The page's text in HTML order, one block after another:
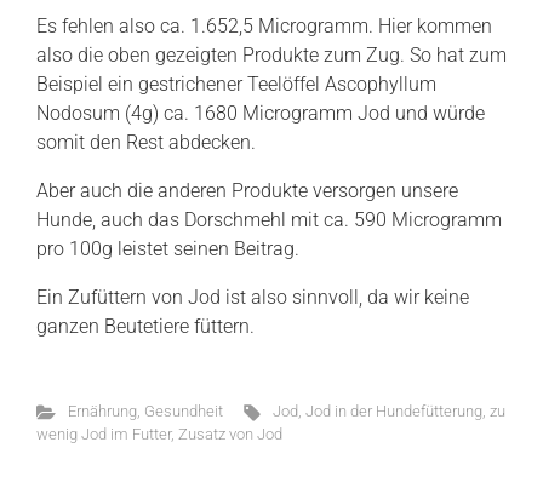
Es fehlen also ca. 1.652,5 Microgramm. Hier kommen
also die oben gezeigten Produkte zum Zug. So hat zum
Beispiel ein gestrichener Teelöffel Ascophyllum
Nodosum (4g) ca. 1680 Microgramm Jod und würde
somit den Rest abdecken.
Aber auch die anderen Produkte versorgen unsere
Hunde, auch das Dorschmehl mit ca. 590 Microgramm
pro 100g leistet seinen Beitrag.
Ein Zufüttern von Jod ist also sinnvoll, da wir keine
ganzen Beutetiere füttern.
Ernährung, Gesundheit Jod ,Jod in der Hundefütterung zu
wenig Jod im Futter, Zusatz von Jod